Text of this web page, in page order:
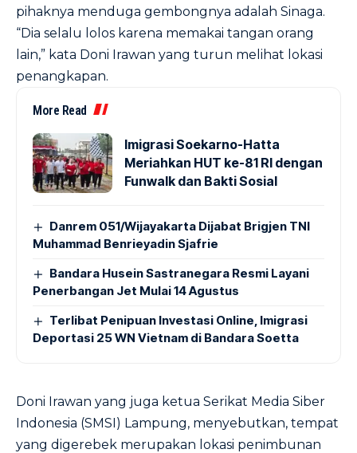
pihaknya menduga gembongnya adalah Sinaga.
“Dia selalu lolos karena memakai tangan orang
lain,” kata Doni Irawan yang turun melihat lokasi
penangkapan.
More Read
Imigrasi Soekarno-Hatta
Meriahkan HUT ke-81 RI dengan
Funwalk dan Bakti Sosial
Danrem 051/Wijayakarta Dijabat Brigjen TNI
Muhammad Benrieyadin Sjafrie
Bandara Husein Sastranegara Resmi Layani
Penerbangan Jet Mulai 14 Agustus
Terlibat Penipuan Investasi Online, Imigrasi
Deportasi 25 WN Vietnam di Bandara Soetta
Doni Irawan yang juga ketua Serikat Media Siber
Indonesia (SMSI) Lampung, menyebutkan, tempat
yang digerebek merupakan lokasi penimbunan